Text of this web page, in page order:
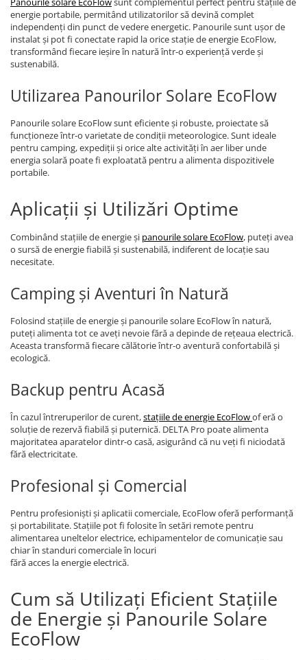
energie portabile, permitând utilizatorilor să devină complet
independenți din punct de vedere energetic. Panourile sunt ușor de
instalat și pot fi conectate rapid la orice stație de energie EcoFlow,
transformând fiecare ieșire în natură într-o experiență verde și
sustenabilă.
Utilizarea Panourilor Solare EcoFlow
Panourile solare EcoFlow sunt eficiente și robuste, proiectate să
funcționeze într-o varietate de condiții meteorologice. Sunt ideale
pentru camping, expediții și orice alte activități în aer liber unde
energia solară poate fi exploatată pentru a alimenta dispozitivele
portabile.
Aplicații și Utilizări Optime
Combinând stațiile de energie și panourile solare EcoFlow, puteți avea
o sursă de energie fiabilă și sustenabilă, indiferent de locație sau
necesitate.
Camping și Aventuri în Natură
Folosind stațiile de energie și panourile solare EcoFlow în natură,
puteți alimenta tot ce aveți nevoie fără a depinde de rețeaua electrică.
Aceasta transformă fiecare călătorie într-o aventură confortabilă și
ecologică.
Backup pentru Acasă
În cazul întreruperilor de curent,stațiile de energie EcoFlowof eră o
soluție de rezervă fiabilă și puternică. DELTA Pro poate alimenta
majoritatea aparatelor dintr-o casă, asigurând că nu veți fi niciodată
fără electricitate.
Profesional și Comercial
Pentru profesioniști și aplicatii comerciale, EcoFlow oferă performanță
și portabilitate. Stațiile pot fi folosite în setări remote pentru
alimentarea uneltelor electrice, echipamentelor de comunicație sau
chiar în standuri comerciale în locuri
fără acces la energie electrică.
Cum să Utilizați Eficient Stațiile
de Energie și Panourile Solare
EcoFlow